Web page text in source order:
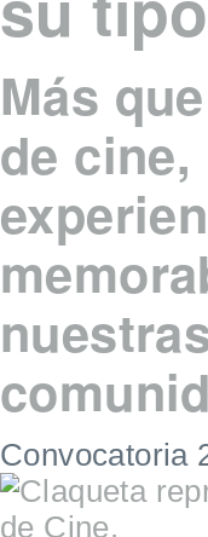
Más
de
Convocatoria